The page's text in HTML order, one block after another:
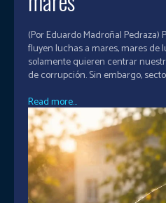
(Por Eduardo Madroñal Pedraza)
fluyen luchas a mares, mares de
solamente quieren centrar
de corrupción. Sin embargo,
Read more...